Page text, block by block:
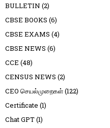
BULLETIN (2)
CBSE BOOKS (6)
CBSE EXAMS (4)
CBSE NEWS (6)
CCE (48)
CENSUS NEWS (2)
CEO செயல்முறைகள்(122)
Certificate (1)
Chat GPT(1)